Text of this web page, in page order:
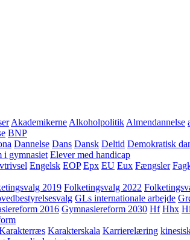
Akademikerne Alkoholpolitik Almendannelse
BNP
Dannelse Dans Dansk Deltid Demokratisk
i gymnasiet Elever med handicap
Engelsk EOP Epx EU Eux Fængsler
2019 Folketingsvalg 2022
GLs internationale arbejde
2016 Gymnasiereform 2030 Hf Hhx
Karakterskala Karrierelæring